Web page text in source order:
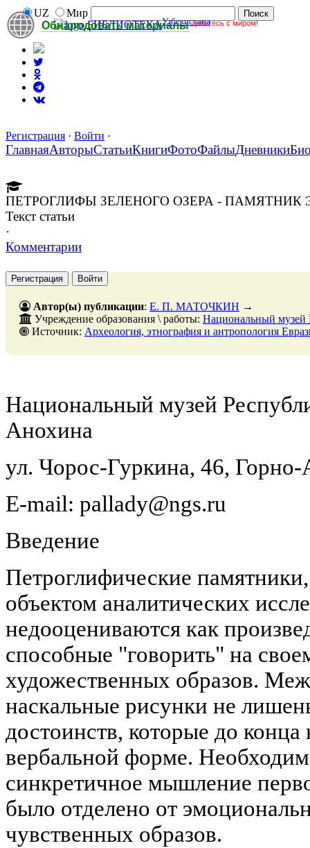
Обнародовать материалы делитесь с миром!
UZ
Мир
БИБЛИОТЕКАУзбекистана
Регистрация · Войти ·
ГлавнаяАвторыСтатьиКнигиФотоФайлыДневники
ПЕТРОГЛИФЫ ЗЕЛЕНОГО ОЗЕРА - ПАМЯТНИК
Текст статьи
·
Комментарии
Регистрация Войти
Автор(ы) публикации: Е. П. МАТОЧКИН →
Учреждение образования \ работы: Национальный
Источник: Археология, этнография и антропология Евразии, № 2, 30 июня
Национальный музей
Анохина
ул. Чорос-Гуркина, 46, Горно-
E-mail: pallady@ngs.ru
Введение
Петроглифические
объектом аналитических
недооцениваются как
способные "говорить" на
художественных образов.
наскальные рисунки не
достоинств, которые до
вербальной форме.
синкретичное мышление
было отделено от
чувственных образов.